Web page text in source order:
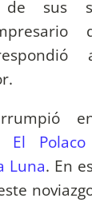
de sus
El
Luna. En